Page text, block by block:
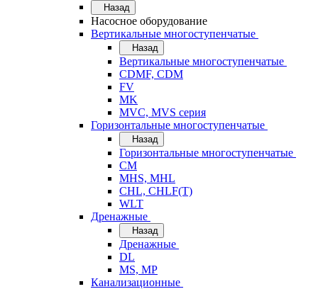
Назад
Насосное оборудование
Вертикальные многоступенчатые
Назад
Вертикальные многоступенчатые
CDMF, CDM
FV
MK
MVC, MVS серия
Горизонтальные многоступенчатые
Назад
Горизонтальные многоступенчатые
CM
MHS, MHL
CHL, CHLF(T)
WLT
Дренажные
Назад
Дренажные
DL
MS, MP
Канализационные